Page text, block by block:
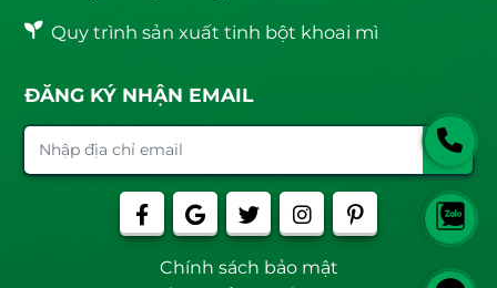
Quy trình sản xuất tinh bột khoai mì
ĐĂNG KÝ NHẬN EMAIL
Chính sách bảo mật